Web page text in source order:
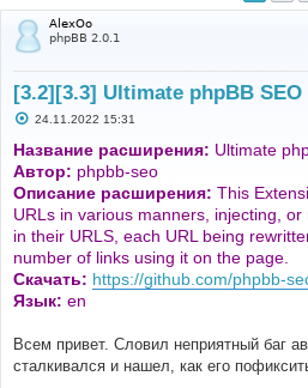
AlexOo
phpBB 2.0.1
[3.2][3.3] Ultimate phpBB
С
о
б
щ
е
н
и
е
24.11.2022 15:31
Название расширения: Ultimate
Автор: phpbb-seo
Описание расширения: This
URLs in various manners, injecting,
in their URLS, each URL being
number of links using it on the page.
Скачать: https://github.com/phpbb-
Язык: en
Всем привет. Словил неприятный баг
сталкивался и нашел, как его